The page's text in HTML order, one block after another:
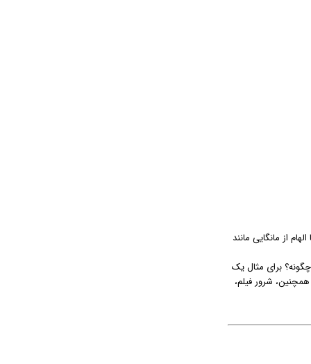
از مانگایی مانند
چگونه؟ برای مثال یک
شرور فیلم،